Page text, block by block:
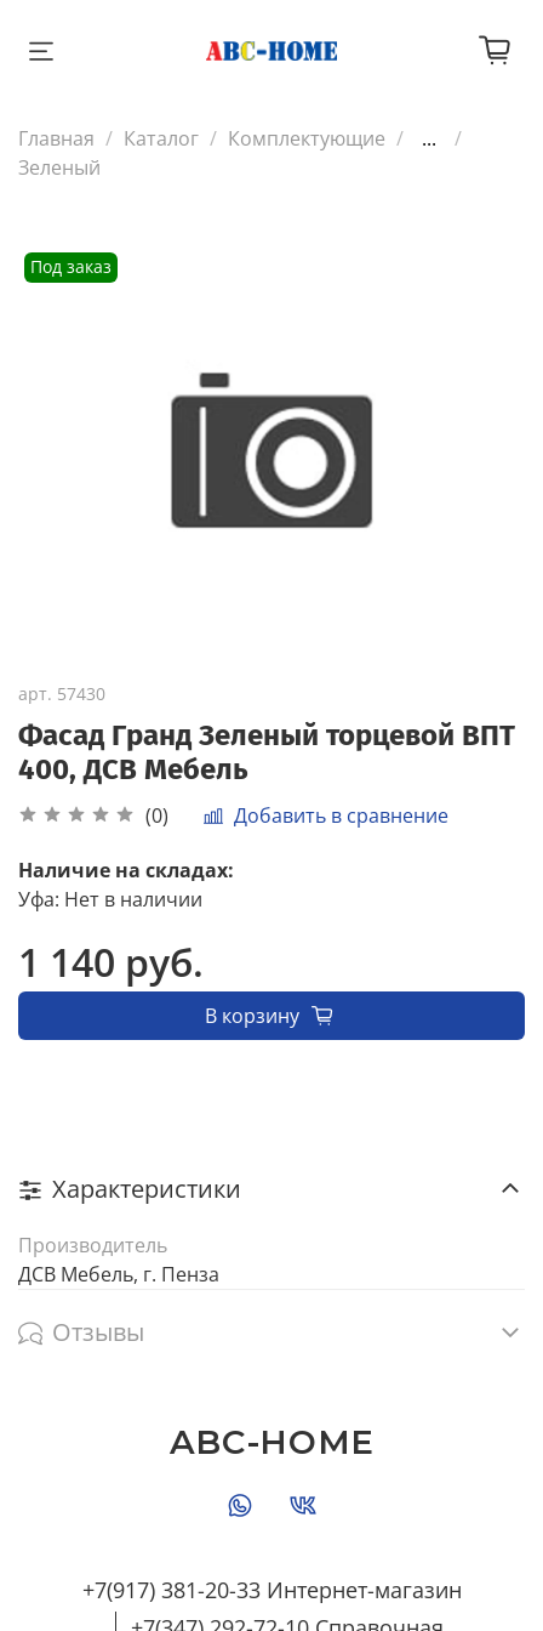
Главная Каталог Комплектующие
...
Зеленый
Под заказ
арт. 57430
Фасад Гранд Зеленый торцевой ВПТ
400, ДСВ Мебель
(0) Добавить в сравнение
Наличие на складах:
Уфа: Нет в наличии
1 140 руб.
В корзину
Характеристики
Производитель
ДСВ Мебель, г. Пенза
Отзывы
+7(917) 381-20-33 Интернет-магазин
ABC-HOME